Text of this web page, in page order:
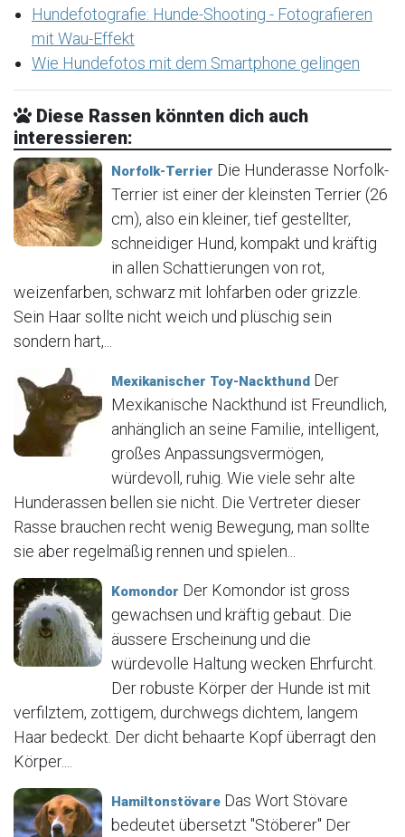
Hundefotografie: Hunde-Shooting - Fotografieren
mit Wau-Effekt
Wie Hundefotos mit dem Smartphone gelingen
Diese Rassen könnten dich auch
interessieren:
Norfolk-Terrier Die Hunderasse Norfolk-
Terrier ist einer der kleinsten Terrier (26
cm), also ein kleiner, tief gestellter,
schneidiger Hund, kompakt und kräftig
in allen Schattierungen von rot,
weizenfarben, schwarz mit lohfarben oder grizzle.
Sein Haar sollte nicht weich und plüschig sein
sondern hart,...
Mexikanischer Toy-Nackthund Der
Mexikanische Nackthund ist Freundlich,
anhänglich an seine Familie, intelligent,
großes Anpassungsvermögen,
würdevoll, ruhig. Wie viele sehr alte
Hunderassen bellen sie nicht. Die Vertreter dieser
Rasse brauchen recht wenig Bewegung, man sollte
sie aber regelmäßig rennen und spielen...
Komondor Der Komondor ist gross
gewachsen und kräftig gebaut. Die
äussere Erscheinung und die
würdevolle Haltung wecken Ehrfurcht.
Der robuste Körper der Hunde ist mit
verfilztem, zottigem, durchwegs dichtem, langem
Haar bedeckt. Der dicht behaarte Kopf überragt den
Körper....
Hamiltonstövare Das Wort Stövare
bedeutet übersetzt "Stöberer" Der